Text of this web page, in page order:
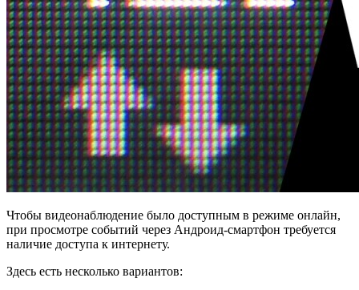
Чтобы видеонаблюдение было доступным в режиме онлайн,
при просмотре событий через Андроид-смартфон требуется
наличие доступа к интернету.
Здесь есть несколько вариантов: